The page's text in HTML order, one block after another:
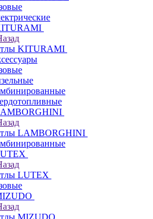
KITURAMI
LAMBORGHINI
LUTEX
MIZUDO